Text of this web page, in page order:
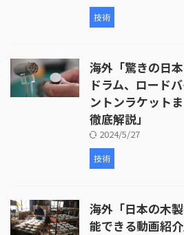
技術
海外「驚きの日
ドラム、ロード
ントンラケット
徹底解説」
2024/5/27
技術
海外「日本の木
能できる動画紹介